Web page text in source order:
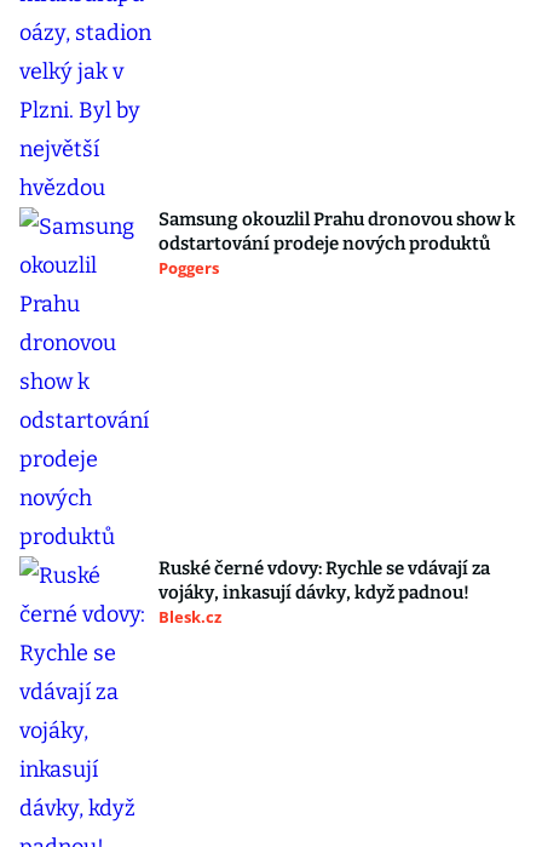
Samsung okouzlil Prahu dronovou show k
odstartování prodeje nových produktů
Poggers
Ruské černé vdovy: Rychle se vdávají za
vojáky, inkasují dávky, když padnou!
Blesk.cz